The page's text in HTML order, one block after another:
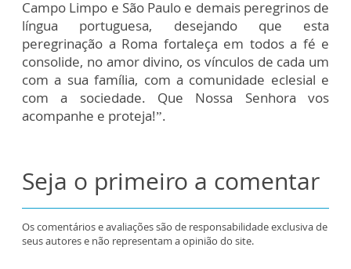
Campo Limpo e São Paulo e demais peregrinos de
língua portuguesa, desejando que esta
peregrinação a Roma fortaleça em todos a fé e
consolide, no amor divino, os vínculos de cada um
com a sua família, com a comunidade eclesial e
com a sociedade. Que Nossa Senhora vos
acompanhe e proteja!”.
Seja o primeiro a comentar
Os comentários e avaliações são de responsabilidade exclusiva de
seus autores e não representam a opinião do site.